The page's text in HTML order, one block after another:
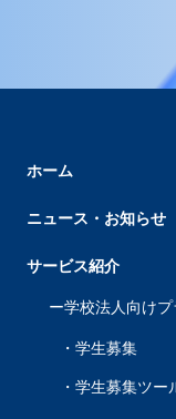
ホーム
ニュース・お知らせ
サービス紹介
学校法人向けプ
学生募集
学生募集ツー